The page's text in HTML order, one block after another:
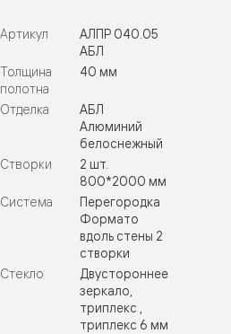
Артикул
АЛПР 040.05
АБЛ
Толщина
полотна
40 мм
Отделка
АБЛ
Алюминий
белоснежный
Створки
2 шт.
800*2000 мм
Система
Перегородка
Формато
вдоль стены 2
створки
Стекло
Двустороннее
зеркало,
триплекс ,
триплекс 6 мм